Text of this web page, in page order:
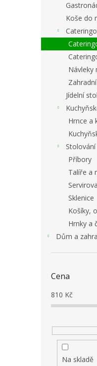
Koše do
Návleky
Jídelní
Hrnce a
Stolování
Příbory
Talíře a
Sklenice
Košíky,
Hrnky a
Dům a
Cena
810 Kč
Na skladě